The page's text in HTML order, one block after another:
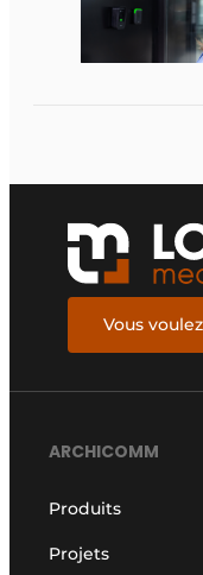
Vous
ARCHICOMM
Produits
Projets